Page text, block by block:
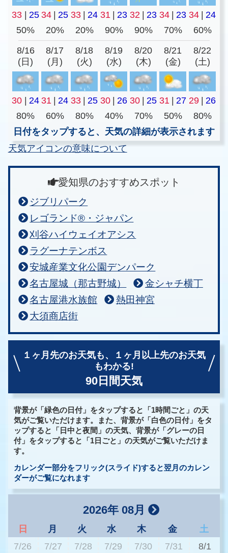
33 25 34 25 33 24 31 23 32 23 34 23 34
24
50%
20% 20% 90% 90% 70% 60%
8/16
(日)
8/17
(月)
8/18
(火)
8/19
(水)
8/20
(木)
8/21
(金)
8/22
(土)
30 24 31 24 33 25 30 26 30 25 31 27 29
26
80%
60% 80% 40% 70% 50%
80%
日付をタップすると、天気の詳細が表示されます
天気アイコンの意味について
愛知県のおすすめスポット
ジブリパーク
レゴランド®・ジャパン
刈谷ハイウェイオアシス
ラグーナテンボス
安城産業文化公園デンパーク
名古屋城（那古野城）
金シャチ横丁
名古屋港水族館
熱田神宮
大須商店街
１ヶ月先のお天気も、
１ヶ月以上先のお天気
もわかる!
90日間天気
背景が「緑色の日付」をタップすると「1時間ごと」の天
気がご覧いただけます。また、背景が「白色の日付」をタ
ップすると「日中と夜間」の天気、背景が「グレーの日
付」をタップすると「1日ごと」の天気がご覧いただけま
す。
カレンダー部分をフリック(スライド)すると翌月のカレン
ダーがご覧になれます
2026年 08月
日 月 火 水 木 金
土
7/26
7/27 7/28 7/29 7/30 7/31 8/1